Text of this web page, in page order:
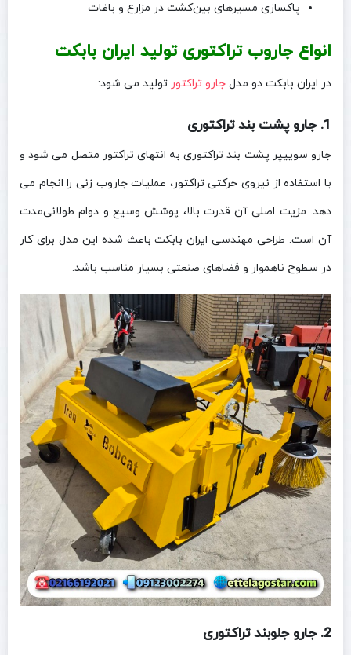
پاکسازی مسیرهای بین‌کشت در مزارع و باغات
انواع جاروب تراکتوری تولید ایران بابکت
در ایران بابکت دو مدل جارو تراکتور تولید می شود:
1. جارو پشت‌ بند تراکتوری
جارو سوییپر پشت بند تراکتوری به انتهای تراکتور متصل می‌ شود و
با استفاده از نیروی حرکتی تراکتور، عملیات جاروب‌ زنی را انجام می‌
دهد. مزیت اصلی آن قدرت بالا، پوشش وسیع و دوام طولانی‌مدت
آن است. طراحی مهندسی ایران بابکت باعث شده این مدل برای کار
در سطوح ناهموار و فضاهای صنعتی بسیار مناسب باشد.
2. جارو جلو‌بند تراکتوری